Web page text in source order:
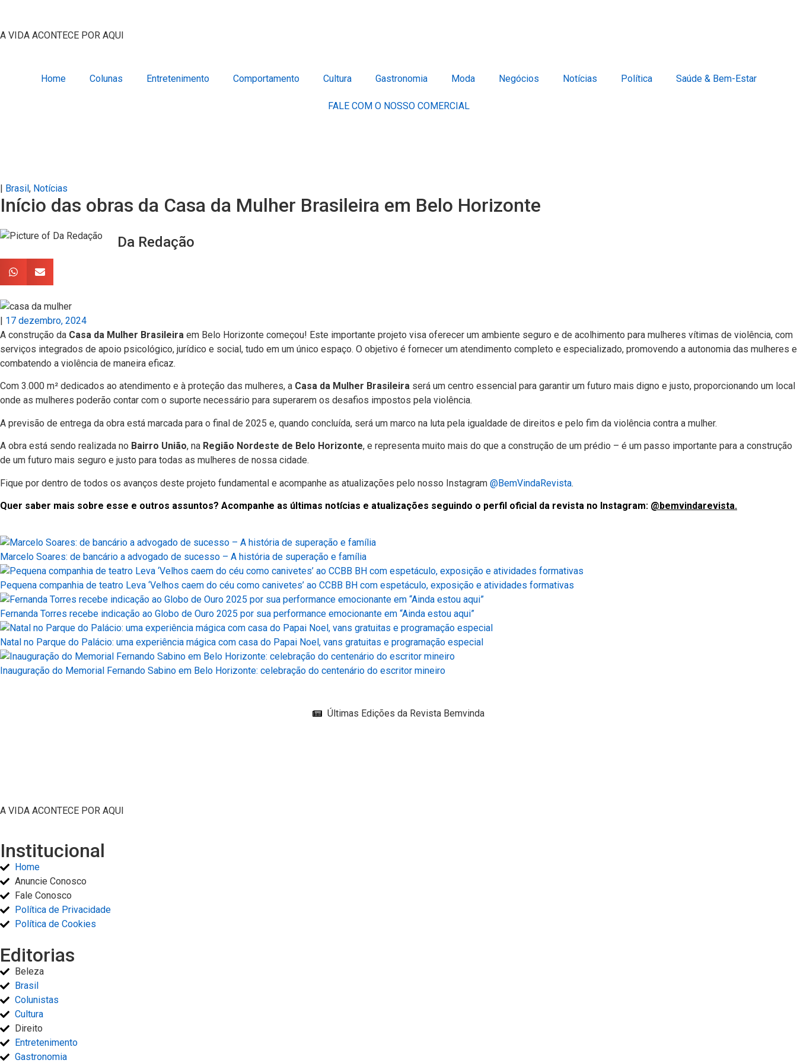
A VIDA ACONTECE POR AQUI
Home Colunas Entretenimento Comportamento Cultura Gastronomia Moda Negócios Notícias Política Saúde & Bem-Estar
FALE COM O NOSSO COMERCIAL
Brasil , Notícias
Início das obras da Casa da Mulher Brasileira em Belo Horizonte
Da Redação
| 17 dezembro, 2024
A construção da Casa da Mulher Brasileira em Belo Horizonte começou! Este importante projeto visa oferecer um ambiente seguro e de acolhimento para mulheres vítimas de violência, com
serviços integrados de apoio psicológico, jurídico e social, tudo em um único espaço. O objetivo é fornecer um atendimento completo e especializado, promovendo a autonomia das mulheres e
combatendo a violência de maneira eficaz.
Com 3.000 m² dedicados ao atendimento e à proteção das mulheres, a Casa da Mulher Brasileira será um centro essencial para garantir um futuro mais digno e justo, proporcionando um local
onde as mulheres poderão contar com o suporte necessário para superarem os desafios impostos pela violência.
A previsão de entrega da obra está marcada para o final de 2025 e, quando concluída, será um marco na luta pela igualdade de direitos e pelo fim da violência contra a mulher.
A obra está sendo realizada no Bairro União, na Região Nordeste de Belo Horizonte, e representa muito mais do que a construção de um prédio – é um passo importante para a construção
de um futuro mais seguro e justo para todas as mulheres de nossa cidade.
Fique por dentro de todos os avanços deste projeto fundamental e acompanhe as atualizações pelo nosso Instagram @BemVindaRevista.
Quer saber mais sobre esse e outros assuntos? Acompanhe as últimas notícias e atualizações seguindo o perfil oficial da revista no Instagram: @bemvindarevista.
Marcelo Soares: de bancário a advogado de sucesso – A história de superação e família
Pequena companhia de teatro Leva ‘Velhos caem do céu como canivetes’ ao CCBB BH com espetáculo, exposição e atividades formativas
Fernanda Torres recebe indicação ao Globo de Ouro 2025 por sua performance emocionante em “Ainda estou aqui”
Natal no Parque do Palácio: uma experiência mágica com casa do Papai Noel, vans gratuitas e programação especial
Inauguração do Memorial Fernando Sabino em Belo Horizonte: celebração do centenário do escritor mineiro
Últimas Edições da Revista Bemvinda
A VIDA ACONTECE POR AQUI
Institucional
Home
Anuncie Conosco
Fale Conosco
Política de Privacidade
Política de Cookies
Editorias
Beleza
Brasil
Colunistas
Cultura
Direito
Entretenimento
Gastronomia